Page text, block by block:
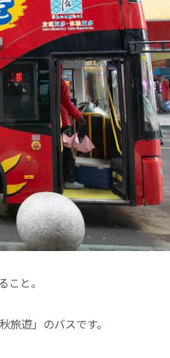
と。
遊」のバスです。